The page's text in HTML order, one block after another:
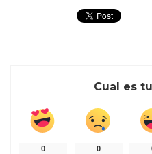
Cual es
0 0